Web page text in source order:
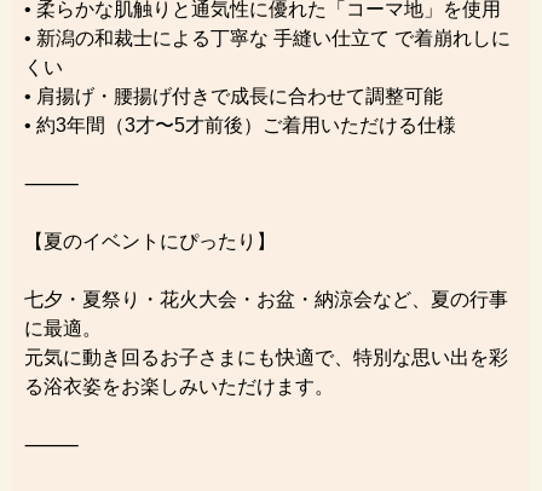
• 柔らかな肌触りと通気性に優れた「コーマ地」を使用
• 新潟の和裁士による丁寧な 手縫い仕立て で着崩れしに
くい
• 肩揚げ・腰揚げ付きで成長に合わせて調整可能
• 約3年間（3才〜5才前後）ご着用いただける仕様
⸻
【夏のイベントにぴったり】
七夕・夏祭り・花火大会・お盆・納涼会など、夏の行事
に最適。
元気に動き回るお子さまにも快適で、特別な思い出を彩
る浴衣姿をお楽しみいただけます。
⸻